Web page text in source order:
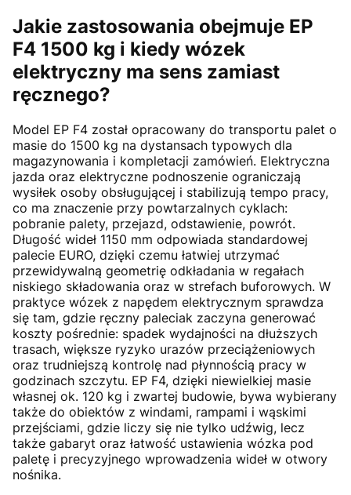
Jakie zastosowania obejmuje EP
F4 1500 kg i kiedy wózek
elektryczny ma sens zamiast
ręcznego?
Model EP F4 został opracowany do transportu palet o
masie do 1500 kg na dystansach typowych dla
magazynowania i kompletacji zamówień. Elektryczna
jazda oraz elektryczne podnoszenie ograniczają
wysiłek osoby obsługującej i stabilizują tempo pracy,
co ma znaczenie przy powtarzalnych cyklach:
pobranie palety, przejazd, odstawienie, powrót.
Długość wideł 1150 mm odpowiada standardowej
palecie EURO, dzięki czemu łatwiej utrzymać
przewidywalną geometrię odkładania w regałach
niskiego składowania oraz w strefach buforowych. W
praktyce wózek z napędem elektrycznym sprawdza
się tam, gdzie ręczny paleciak zaczyna generować
koszty pośrednie: spadek wydajności na dłuższych
trasach, większe ryzyko urazów przeciążeniowych
oraz trudniejszą kontrolę nad płynnością pracy w
godzinach szczytu. EP F4, dzięki niewielkiej masie
własnej ok. 120 kg i zwartej budowie, bywa wybierany
także do obiektów z windami, rampami i wąskimi
przejściami, gdzie liczy się nie tylko udźwig, lecz
także gabaryt oraz łatwość ustawienia wózka pod
paletę i precyzyjnego wprowadzenia wideł w otwory
nośnika.